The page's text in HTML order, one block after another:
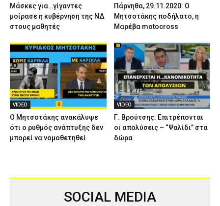
Μάσκες για…γίγαντες
μοίρασε η κυβέρνηση της ΝΔ
στους μαθητές
Πάρνηθα, 29.11.2020: Ο
Μητσοτάκης ποδήλατο, η
Μαρέβα motocross
VIDEO
Ο Μητσοτάκης ανακάλυψε
ότι ο ρυθμός ανάπτυξης δεν
μπορεί να νομοθετηθεί
VIDEO
Γ. Βρούτσης: Επιτρέπονται
οι απολύσεις – “Ψαλίδι” στα
δώρα
SOCIAL MEDIA